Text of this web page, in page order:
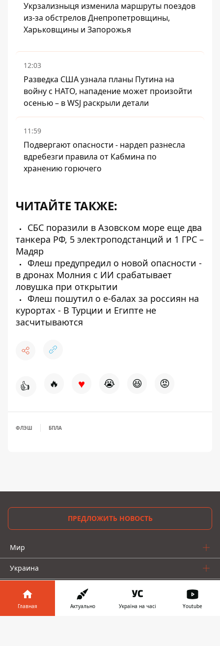
Укрзализныця изменила маршруты поездов
из-за обстрелов Днепропетровщины,
Харьковщины и Запорожья
12:03
Разведка США узнала планы Путина на
войну с НАТО, нападение может произойти
осенью – в WSJ раскрыли детали
11:59
Подвергают опасности - нардеп разнесла
вдребезги правила от Кабмина по
хранению горючего
ЧИТАЙТЕ ТАКЖЕ:
СБС поразили в Азовском море еще два
танкера РФ, 5 электроподстанций и 1 ГРС –
Мадяр
Флеш предупредил о новой опасности -
в дронах Молния с ИИ срабатывает
ловушка при открытии
Флеш пошутил о е-балах за россиян на
курортах - В Турции и Египте не
засчитываются
👍 🔥 ♥ 😭 😆 😡
ФЛЭШ БПЛА
ПРЕДЛОЖИТЬ НОВОСТЬ
Мир
Украина
Киев
Регионы
Главная Актуально Україна на часі Youtube